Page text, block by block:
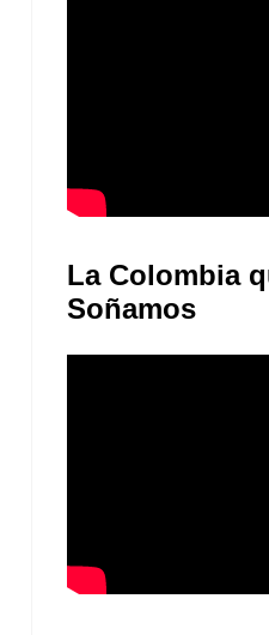
La Colombia
Soñamos